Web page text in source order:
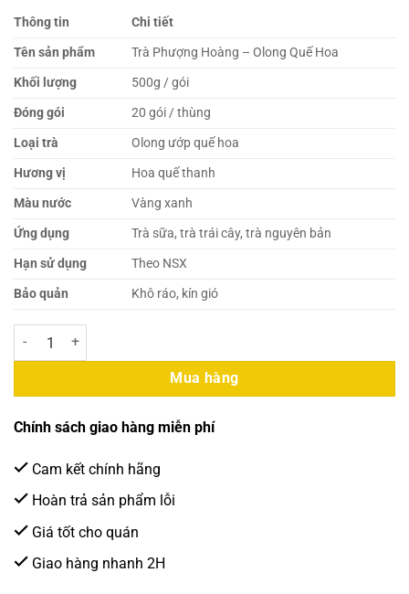
Thông tin
Chi tiết
Tên sản phẩm
Trà Phượng Hoàng – Olong Quế Hoa
Khối lượng
500g / gói
Đóng gói
20 gói / thùng
Loại trà
Olong ướp quế hoa
Hương vị
Hoa quế thanh
Màu nước
Vàng xanh
Ứng dụng
Trà sữa, trà trái cây, trà nguyên bản
Hạn sử dụng
Theo NSX
Bảo quản
Khô ráo, kín gió
Trà Olong Quế Hoa 500g – Trà Phượng Hoàng số lượng
Mua hàng
Chính sách giao hàng miễn phí
Cam kết chính hãng
Hoàn trả sản phẩm lỗi
Giá tốt cho quán
Giao hàng nhanh 2H